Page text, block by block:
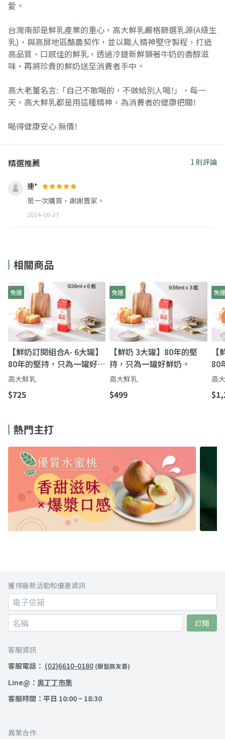
愛。
台灣南部是鮮乳產業的重心，高大鮮乳嚴格篩選乳源(A級生
乳)，與高屏地區酪農契作，並以職人精神堅守製程，打造
高品質、口感佳的鮮乳，透過冷鏈新鮮鎖著牛奶的香醇滋
味，再將珍貴的鮮奶送至消費者手中。
高大老董名言:「自己不敢喝的，不做給別人喝!」，每一
天，高大鮮乳都是用這種精神，為消費者的健康把關!
喝得健康安心 無價!
精選推薦 1 則評論
連*
第一次購買，謝謝賣家。
2024-06-27
相關商品
免運
【鮮奶訂閱組合A- 6大罐】
80年的堅持，只為一罐好鮮
奶。
高大鮮乳
$725
免運
【鮮奶 3大罐】80年的堅
持，只為一罐好鮮奶。
高大鮮乳
$499
免運
80
奶
高
熱門主打
獲得最新活動和優惠資訊
訂閱
客服資訊
客服電話： (02)6610-0180 (銀髮族友善)
Line@： 奧丁丁市集
客服時間：平日 10:00 ~ 18:30
異業合作